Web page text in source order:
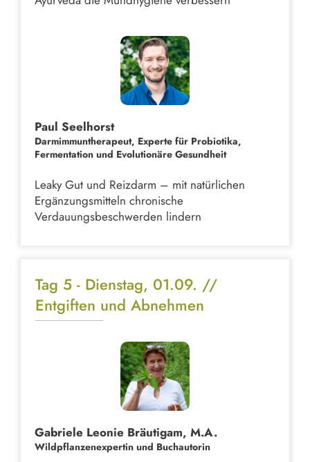
Paul Seelhorst
Darmimmuntherapeut, Experte für Probiotika,
Fermentation und Evolutionäre Gesundheit
Leaky Gut und Reizdarm – mit natürlichen
Ergänzungsmitteln chronische
Verdauungsbeschwerden lindern
Tag 5 - Dienstag, 01.09. //
Entgiften und Abnehmen
Gabriele Leonie Bräutigam, M.A.
Wildpflanzenexpertin und Buchautorin